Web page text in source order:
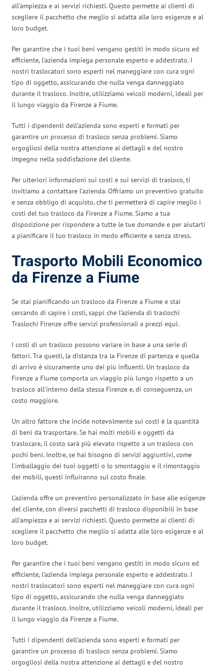
all’ampiezza e ai servizi richiesti. Questo permette ai clienti di
scegliere il pacchetto che meglio si adatta alle loro esigenze e al
loro budget.
Per garantire che i tuoi beni vengano gestiti in modo sicuro ed
efficiente, l’azienda impiega personale esperto e addestrato. I
nostri traslocatori sono esperti nel maneggiare con cura ogni
tipo di oggetto, assicurando che nulla venga danneggiato
durante il trasloco. Inoltre, utilizziamo veicoli moderni, ideali per
il lungo viaggio da Firenze a Fiume.
Tutti i dipendenti dell’azienda sono esperti e formati per
garantire un processo di trasloco senza problemi. Siamo
orgogliosi della nostra attenzione ai dettagli e del nostro
impegno nella soddisfazione del cliente.
Per ulteriori informazioni sui costi e sui servizi di trasloco, ti
invitiamo a contattare l’azienda. Offriamo un preventivo gratuito
e senza obbligo di acquisto, che ti permetterà di capire meglio i
costi del tuo trasloco da Firenze a Fiume. Siamo a tua
disposizione per rispondere a tutte le tue domande e per aiutarti
a pianificare il tuo trasloco in modo efficiente e senza stress.
Trasporto Mobili Economico
da Firenze a Fiume
Se stai pianificando un trasloco da Firenze a Fiume e stai
cercando di capire i costi, sappi che l’azienda di traslochi
Traslochi Firenze offre servizi professionali a prezzi equi.
I costi di un trasloco possono variare in base a una serie di
fattori. Tra questi, la distanza tra la Firenze di partenza e quella
di arrivo è sicuramente uno dei più influenti. Un trasloco da
Firenze a Fiume comporta un viaggio più lungo rispetto a un
trasloco all’interno della stessa Firenze e, di conseguenza, un
costo maggiore.
Un altro fattore che incide notevolmente sui costi è la quantità
di beni da trasportare. Se hai molti mobili e oggetti da
traslocare, il costo sarà più elevato rispetto a un trasloco con
pochi beni. Inoltre, se hai bisogno di servizi aggiuntivi, come
l’imballaggio dei tuoi oggetti o lo smontaggio e il rimontaggio
dei mobili, questi influiranno sul costo finale.
L’azienda offre un preventivo personalizzato in base alle esigenze
del cliente, con diversi pacchetti di trasloco disponibili in base
all’ampiezza e ai servizi richiesti. Questo permette ai clienti di
scegliere il pacchetto che meglio si adatta alle loro esigenze e al
loro budget.
Per garantire che i tuoi beni vengano gestiti in modo sicuro ed
efficiente, l’azienda impiega personale esperto e addestrato. I
nostri traslocatori sono esperti nel maneggiare con cura ogni
tipo di oggetto, assicurando che nulla venga danneggiato
durante il trasloco. Inoltre, utilizziamo veicoli moderni, ideali per
il lungo viaggio da Firenze a Fiume.
Tutti i dipendenti dell’azienda sono esperti e formati per
garantire un processo di trasloco senza problemi. Siamo
orgogliosi della nostra attenzione ai dettagli e del nostro